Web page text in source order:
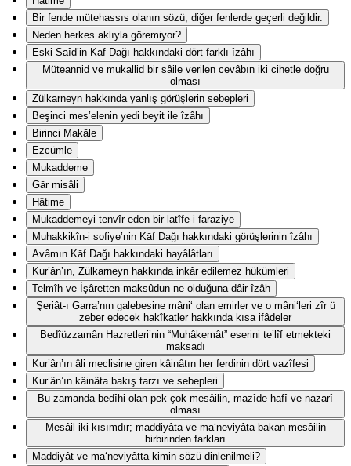
Bir fende mütehassıs olanın sözü, diğer fenlerde geçerli değildir.
Neden herkes aklıyla göremiyor?
Eski Saîd’in Kāf Dağı hakkındaki dört farklı îzâhı
Müteannid ve mukallid bir sâile verilen cevâbın iki cihetle doğru
olması
Zülkarneyn hakkında yanlış görüşlerin sebepleri
Beşinci mes’elenin yedi beyit ile îzâhı
Birinci Makāle
Ezcümle
Mukaddeme
Gār misâli
Hâtime
Mukaddemeyi tenvîr eden bir latîfe-i faraziye
Muhakkikîn-i sofiye’nin Kāf Dağı hakkındaki görüşlerinin îzâhı
Avâmın Kāf Dağı hakkındaki hayâlâtları
Kur’ân’ın, Zülkarneyn hakkında inkâr edilemez hükümleri
Telmîh ve İşâretten maksûdun ne olduğuna dâir îzâh
Şeriât-ı Garra’nın galebesine mâni‘ olan emirler ve o mâni‘leri zîr ü
zeber edecek hakîkatler hakkında kısa ifâdeler
Bedîüzzamân Hazretleri’nin “Muhâkemât” eserini te’lîf etmekteki
maksadı
Kur’ân’ın âli meclisine giren kâinâtın her ferdinin dört vazîfesi
Kur’ân’ın kâinâta bakış tarzı ve sebepleri
Bu zamanda bedîhi olan pek çok mesâilin, mazîde hafî ve nazarî
olması
Mesâil iki kısımdır; maddiyâta ve ma‘neviyâta bakan mesâilin
birbirinden farkları
Maddiyât ve ma‘neviyâtta kimin sözü dinlenilmeli?